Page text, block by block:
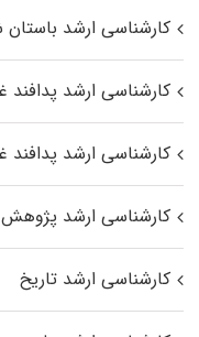
کارشناسی ارشد
کارشناسی ارشد پدافند
کارشناسی ارشد پدافند
کارشناسی ارشد پژوهش
کارشناسی ارشد تاریخ